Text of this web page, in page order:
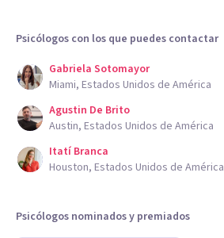
Psicólogos con los que puedes contactar
Gabriela Sotomayor
Miami, Estados Unidos de América
Agustin De Brito
Austin, Estados Unidos de América
Itatí Branca
Houston, Estados Unidos de América
Psicólogos nominados y premiados